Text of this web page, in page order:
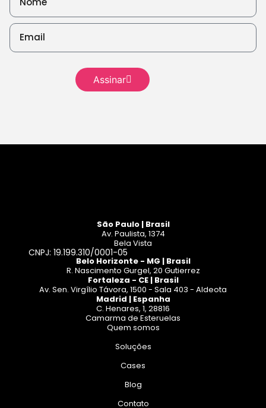
Assinar
São Paulo | Brasil
Av. Paulista, 1374
Bela Vista
CNPJ: 19.199.310/0001-05
Belo Horizonte - MG | Brasil
R. Nascimento Gurgel, 20 Gutierrez
Fortaleza - CE | Brasil
Av. Sen. Virgílio Távora, 1500 - Sala 403 - Aldeota
Madrid | Espanha
C. Henares, 1, 28816
Camarma de Esteruelas
Quem somos
Soluções
Cases
Blog
Contato